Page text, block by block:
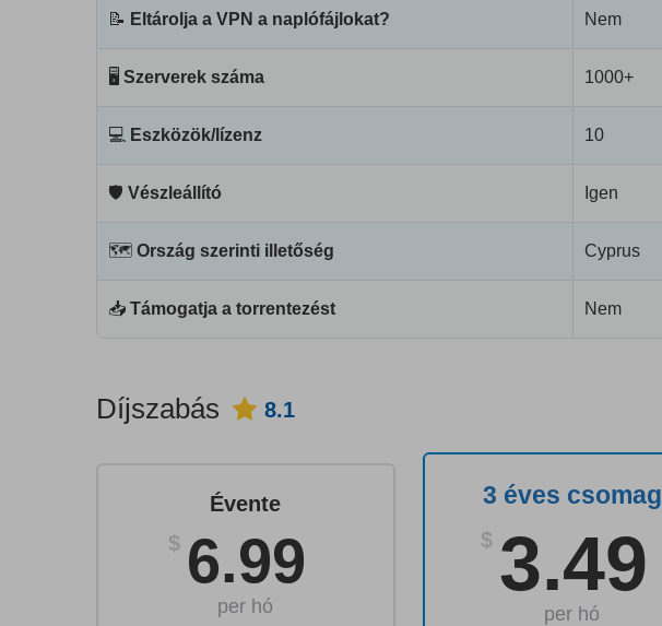
📝 Eltárolja a VPN a naplófájlokat? Nem
🖥 Szerverek száma 1000+
💻 Eszközök/lízenz 10
🛡 Vészleállító Igen
🗺 Ország szerinti illetőség Cyprus
📥 Támogatja a torrentezést Nem
Díjszabás 8.1
3 éves csomag
$ 3.49
per hó
Évente
$ 6.99
per hó